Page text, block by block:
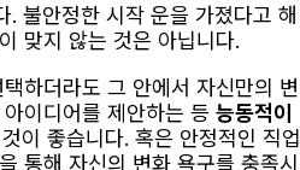
. 불안정한 시작 운을 가졌다고 해
맞지 않는 것은 아닙니다.
하더라도 그 안에서 자신만의 변
이디어를 제안하는 등 능동적이
이 좋습니다. 혹은 안정적인 직업
통해 자신의 변화 욕구를 충족시